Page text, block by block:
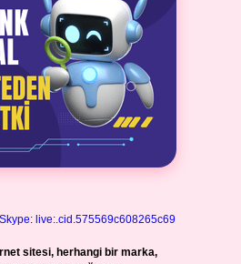
Skype: live:.cid.575569c608265c69
sitesi, herhangi bir marka,